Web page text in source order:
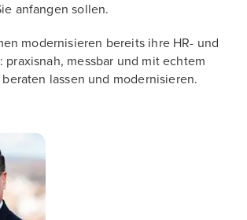
anfangen sollen.
modernisieren bereits ihre HR- und
praxisnah, messbar und mit echtem
lassen und modernisieren.